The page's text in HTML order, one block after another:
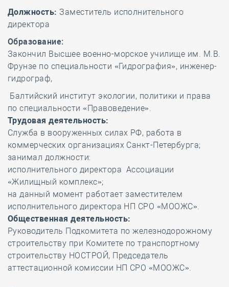
Должность:Заместитель исполнительного
директора
Образование:
Закончил Высшее военно-морское училище им. М.В.
Фрунзе по специальности «Гидрография», инженер-
гидрограф,
Балтийский институт экологии, политики и права
по специальности «Правоведение».
Трудовая деятельность:
Служба в вооруженных силах РФ, работа в
коммерческих организациях Санкт-Петербурга;
занимал должности:
исполнительного директора Ассоциации
«Жилищный комплекс»;
на данный момент работает заместителем
исполнительного директора НП СРО «МООЖС».
Общественная деятельность:
Руководитель Подкомитета по железнодорожному
строительству при Комитете по транспортному
строительству НОСТРОЙ, Председатель
аттестационной комиссии НП СРО «МООЖС».